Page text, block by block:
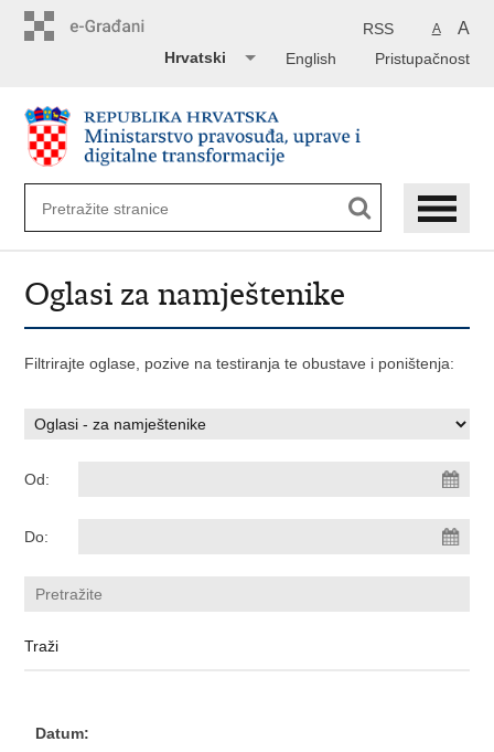
A A
RSS
Pristupačnost
English
Hrvatski
Oglasi za namještenike
Filtrirajte oglase, pozive na testiranja te obustave i poništenja:
Od:
Do:
Datum: